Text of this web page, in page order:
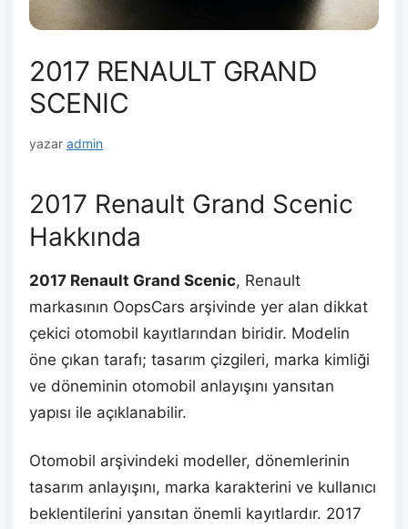
2017 RENAULT GRAND
SCENIC
yazar admin
2017 Renault Grand Scenic
Hakkında
2017 Renault Grand Scenic, Renault
markasının OopsCars arşivinde yer alan dikkat
çekici otomobil kayıtlarından biridir. Modelin
öne çıkan tarafı; tasarım çizgileri, marka kimliği
ve döneminin otomobil anlayışını yansıtan
yapısı ile açıklanabilir.
Otomobil arşivindeki modeller, dönemlerinin
tasarım anlayışını, marka karakterini ve kullanıcı
beklentilerini yansıtan önemli kayıtlardır. 2017